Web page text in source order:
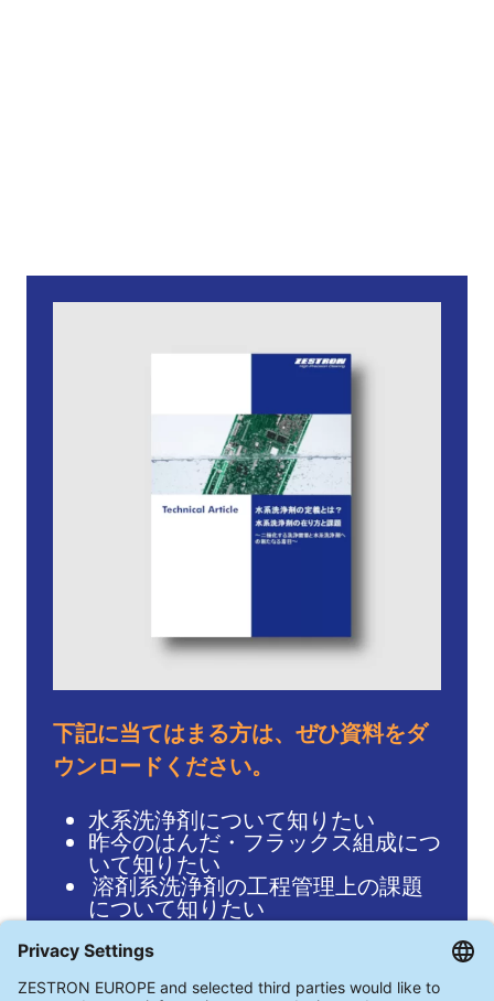
下記に当てはまる方は、ぜひ資料をダ
ウンロードください。
水系洗浄剤について知りたい
昨今のはんだ・フラックス組成につ
いて知りたい
溶剤系洗浄剤の工程管理上の課題
について知りたい
下記フォームにご記入下さい